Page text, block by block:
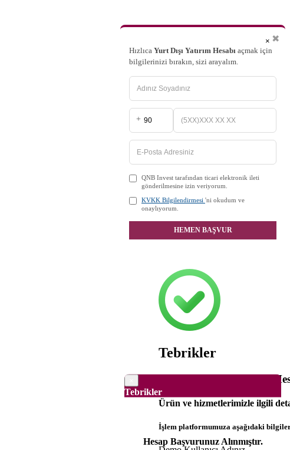
✖
Hızlıca Yurt Dışı Yatırım Hesabı açmak için
bilgilerinizi bırakın, sizi arayalım.
+
QNB Invest tarafından ticari elektronik ileti
gönderilmesine izin veriyorum.
KVKK Bilgilendirmesi 'ni okudum ve
onaylıyorum.
HEMEN BAŞVUR
Tebrikler
Hesap Başvurunuz Alınmıştır.
×
Tebrikler
Dünya Borsaları Demo
Ürün ve hizmetlerimizle ilgili
İşlem platformumuza aşağıdaki